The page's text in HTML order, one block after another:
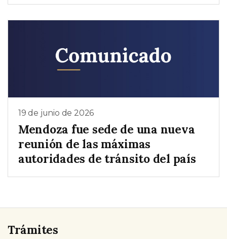
19 de junio de 2026
Mendoza fue sede de una nueva
reunión de las máximas
autoridades de tránsito del país
Trámites